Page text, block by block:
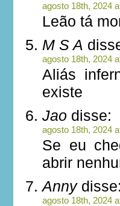
agosto 18th, 2024
Leão tá
M S A
agosto 18th, 2024
Aliás
existe
Jao disse:
agosto 18th, 2024
Se eu
abrir
Annydisse:
agosto 18th, 2024